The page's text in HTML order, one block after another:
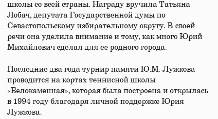
школы со всей страны. Награду вручила Татьяна
Лобач, депутата Государственной думы по
Севастопольскому избирательному округу. В своей
речи она уделила внимание и тому, как много Юрий
Михайлович сделал для ее родного города.
Последние два года турнир памяти Ю.М. Лужкова
проводится на кортах теннисной школы
«Белокаменная», которая была построена и открылась
в 1994 году благодаря личной поддержке Юрия
Лужкова.